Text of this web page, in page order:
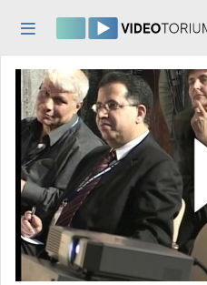
Kezdőlap
Bejelentkezés
Felfedezés
Kategóriák
Lejátszási listák
Intézmények